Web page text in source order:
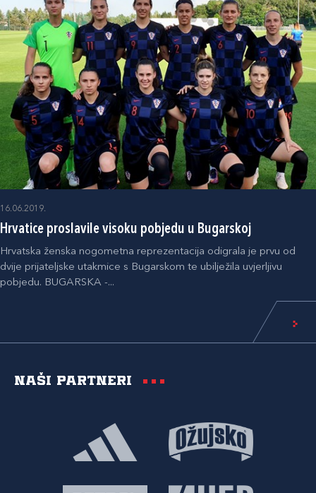
16.06.2019.
Hrvatice proslavile visoku pobjedu u Bugarskoj
Hrvatska ženska nogometna reprezentacija odigrala je prvu od
dvije prijateljske utakmice s Bugarskom te ubilježila uvjerljivu
pobjedu. BUGARSKA -...
Naši partneri